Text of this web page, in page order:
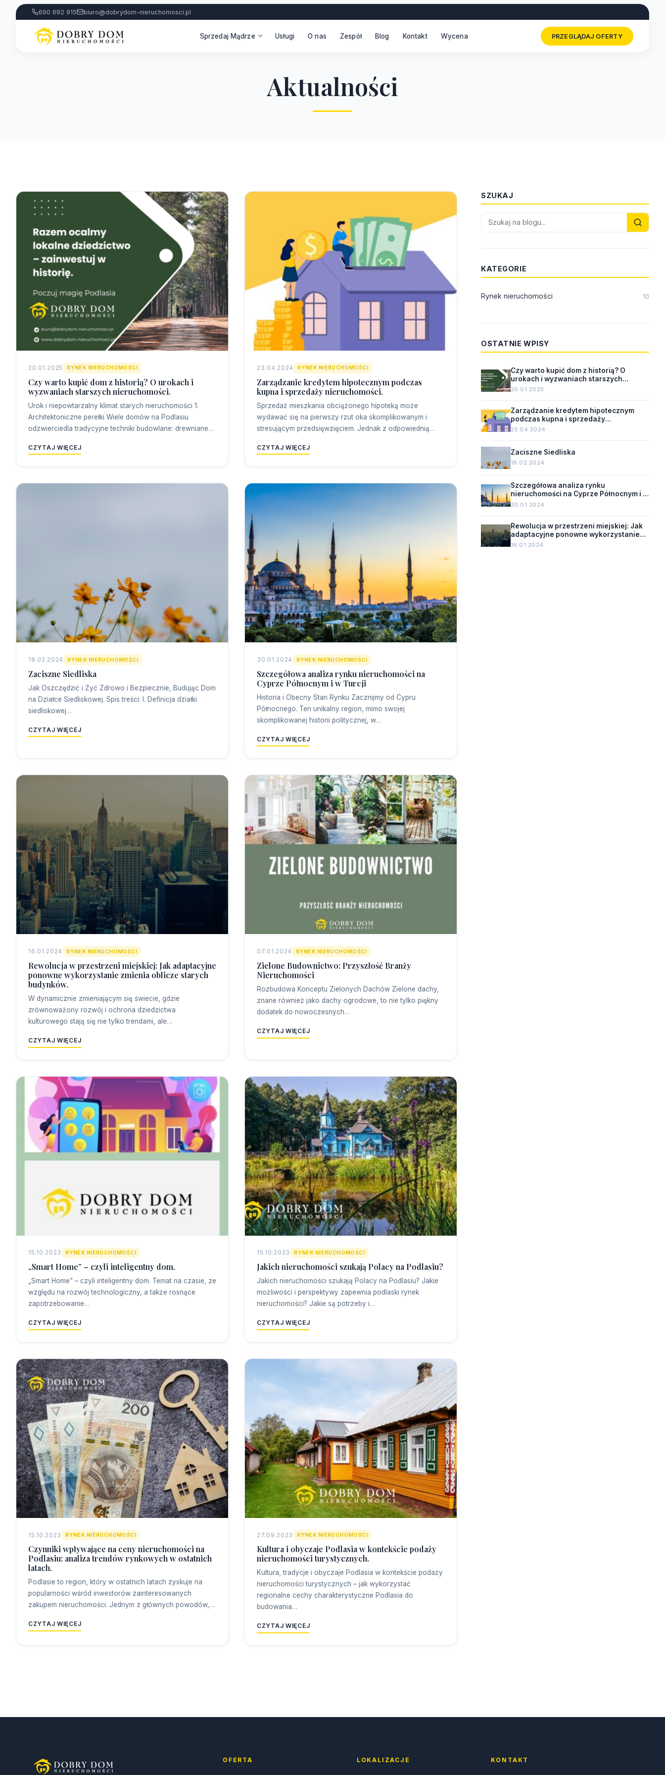
690 692 915 biuro@dobrydom-nieruchomosci.pl
Sprzedaj Mądrze Usługi O nas Zespół Blog Kontakt Wycena PRZEGLĄDAJ OFERTY
Aktualności
20.01.2025 RYNEK NIERUCHOMOŚCI
Czy warto kupić dom z historią? O urokach i
wyzwaniach starszych nieruchomości.
Urok i niepowtarzalny klimat starych nieruchomości 1.
Architektoniczne perełki Wiele domów na Podlasiu
odzwierciedla tradycyjne techniki budowlane: drewniane…
CZYTAJ WIĘCEJ
23.04.2024 RYNEK NIERUCHOMOŚCI
Zarządzanie kredytem hipotecznym podczas
kupna i sprzedaży nieruchomości.
Sprzedaż mieszkania obciążonego hipoteką może
wydawać się na pierwszy rzut oka skomplikowanym i
stresującym przedsięwzięciem. Jednak z odpowiednią…
CZYTAJ WIĘCEJ
18.02.2024 RYNEK NIERUCHOMOŚCI
Zaciszne Siedliska
Jak Oszczędzić i Żyć Zdrowo i Bezpiecznie, Budując Dom
na Działce Siedliskowej. Spis treści: I. Definicja działki
siedliskowej…
CZYTAJ WIĘCEJ
30.01.2024 RYNEK NIERUCHOMOŚCI
Szczegółowa analiza rynku nieruchomości na
Cyprze Północnym i w Turcji
Historia i Obecny Stan Rynku Zacznijmy od Cypru
Północnego. Ten unikalny region, mimo swojej
skomplikowanej historii politycznej, w…
CZYTAJ WIĘCEJ
16.01.2024 RYNEK NIERUCHOMOŚCI
Rewolucja w przestrzeni miejskiej: Jak adaptacyjne
ponowne wykorzystanie zmienia oblicze starych
budynków.
W dynamicznie zmieniającym się świecie, gdzie
zrównoważony rozwój i ochrona dziedzictwa
kulturowego stają się nie tylko trendami, ale…
CZYTAJ WIĘCEJ
07.01.2024 RYNEK NIERUCHOMOŚCI
Zielone Budownictwo: Przyszłość Branży
Nieruchomości
Rozbudowa Konceptu Zielonych Dachów Zielone dachy,
znane również jako dachy ogrodowe, to nie tylko piękny
dodatek do nowoczesnych…
CZYTAJ WIĘCEJ
15.10.2023 RYNEK NIERUCHOMOŚCI
„Smart Home” – czyli inteligentny dom.
„Smart Home” – czyli inteligentny dom. Temat na czasie, ze
względu na rozwój technologiczny, a także rosnące
zapotrzebowanie…
CZYTAJ WIĘCEJ
15.10.2023 RYNEK NIERUCHOMOŚCI
Jakich nieruchomości szukają Polacy na Podlasiu?
Jakich nieruchomości szukają Polacy na Podlasiu? Jakie
możliwości i perspektywy zapewnia podlaski rynek
nieruchomości? Jakie są potrzeby i…
CZYTAJ WIĘCEJ
15.10.2023 RYNEK NIERUCHOMOŚCI
Czynniki wpływające na ceny nieruchomości na
Podlasiu: analiza trendów rynkowych w ostatnich
latach.
Podlasie to region, który w ostatnich latach zyskuje na
popularności wśród inwestorów zainteresowanych
zakupem nieruchomości. Jednym z głównych powodów,…
CZYTAJ WIĘCEJ
27.09.2023 RYNEK NIERUCHOMOŚCI
Kultura i obyczaje Podlasia w kontekście podaży
nieruchomości turystycznych.
Kultura, tradycje i obyczaje Podlasia w kontekście podaży
nieruchomości turystycznych – jak wykorzystać
regionalne cechy charakterystyczne Podlasia do
budowania…
CZYTAJ WIĘCEJ
SZUKAJ
KATEGORIE
Rynek nieruchomości 10
OSTATNIE WPISY
Czy warto kupić dom z historią? O
urokach i wyzwaniach starszych
nieruchomości.
20.01.2025
Zarządzanie kredytem hipotecznym
podczas kupna i sprzedaży
nieruchomości.
23.04.2024
Zaciszne Siedliska
18.02.2024
Szczegółowa analiza rynku
nieruchomości na Cyprze Północnym i w
Turcji
30.01.2024
Rewolucja w przestrzeni miejskiej: Jak
adaptacyjne ponowne wykorzystanie
zmienia oblicze starych budynków.
16.01.2024
OFERTA LOKALIZACJE KONTAKT